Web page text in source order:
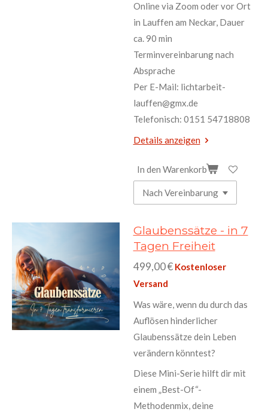
Online via Zoom oder vor Ort
in Lauffen am Neckar, Dauer
ca. 90 min
Terminvereinbarung nach
Absprache
Per E-Mail: lichtarbeit-
lauffen@gmx.de
Telefonisch: 0151 54718808
Details anzeigen
In den Warenkorb
Glaubenssätze - in 7
Tagen Freiheit
499,00 € Kostenloser
Versand
Was wäre, wenn du durch das
Auflösen hinderlicher
Glaubenssätze dein Leben
verändern könntest?
Diese Mini-Serie hilft dir mit
einem „Best-Of“-
Methodenmix, deine